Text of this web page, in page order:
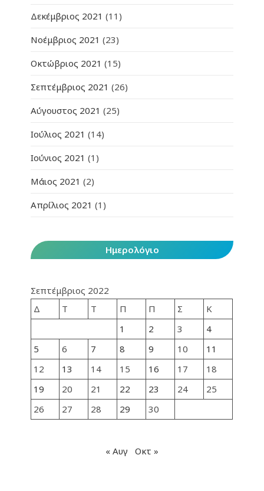
Δεκέμβριος 2021 (11)
Νοέμβριος 2021 (23)
Οκτώβριος 2021 (15)
Σεπτέμβριος 2021 (26)
Αύγουστος 2021 (25)
Ιούλιος 2021 (14)
Ιούνιος 2021 (1)
Μάιος 2021 (2)
Απρίλιος 2021 (1)
Ημερολόγιο
Σεπτέμβριος 2022
Δ
Τ Τ Π Π Σ
Κ
1
2 3
4
5
6 7 8 9 10
11
12
13 14 15 16 17
18
19
20 21 22 23 24
25
26
27 28 29 30
« Αυγ Οκτ »